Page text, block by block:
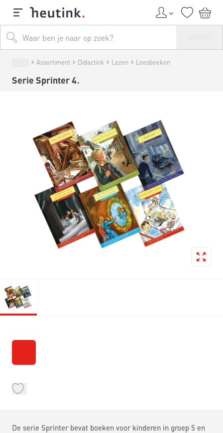
Assortiment Didactiek Lezen Leesboeken
Serie Sprinter 4
De serie Sprinter bevat boeken voor kinderen in groep 5 en